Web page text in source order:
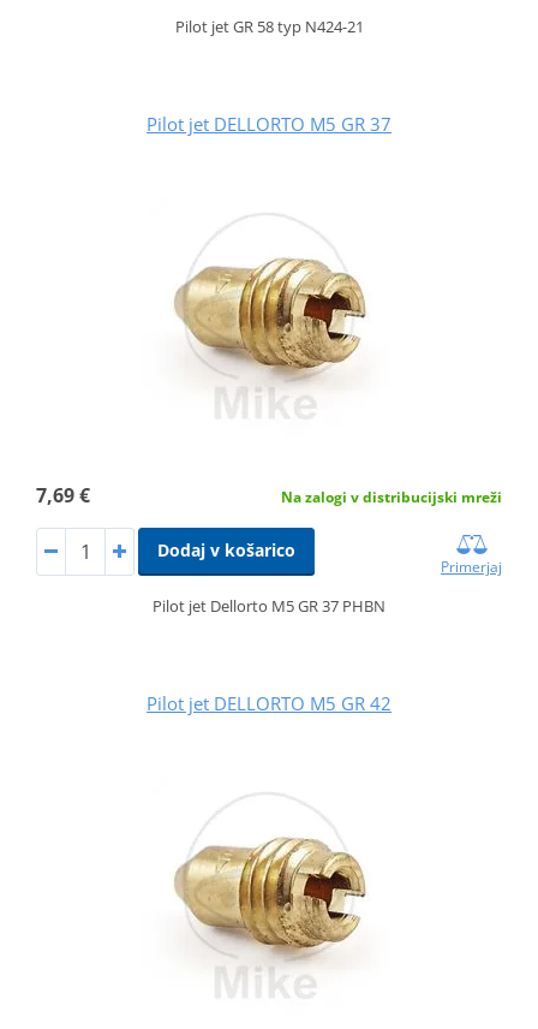
Pilot jet GR 58 typ N424-21
Pilot jet DELLORTO M5 GR 37
7,69 € Na zalogi v distribucijski mreži
Dodaj v košarico
Primerjaj
Pilot jet Dellorto M5 GR 37 PHBN
Pilot jet DELLORTO M5 GR 42